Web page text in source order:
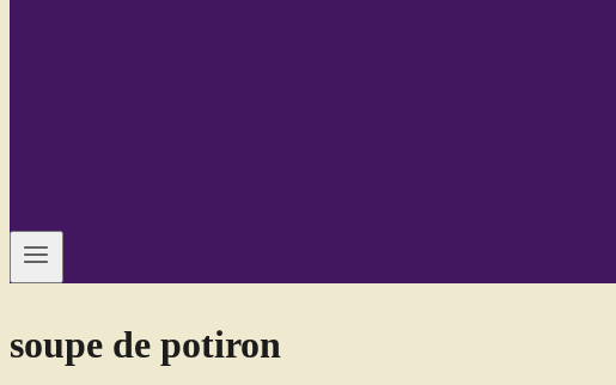
soupe de potiron